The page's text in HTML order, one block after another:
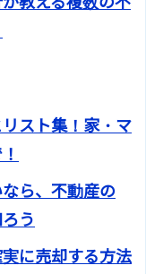
スト集！家・マ
ら、不動産の
う
に売却する方法